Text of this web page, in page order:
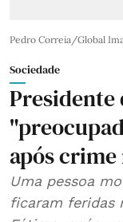
Pedro Correia/Global
Sociedade
Presidente
após
Uma pessoa
ficaram feridas